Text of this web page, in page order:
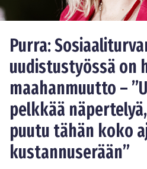
Purra:
uudistustyössä on
maahanmuutto –
pelkkää
puutu tähän koko
kustannuserään”